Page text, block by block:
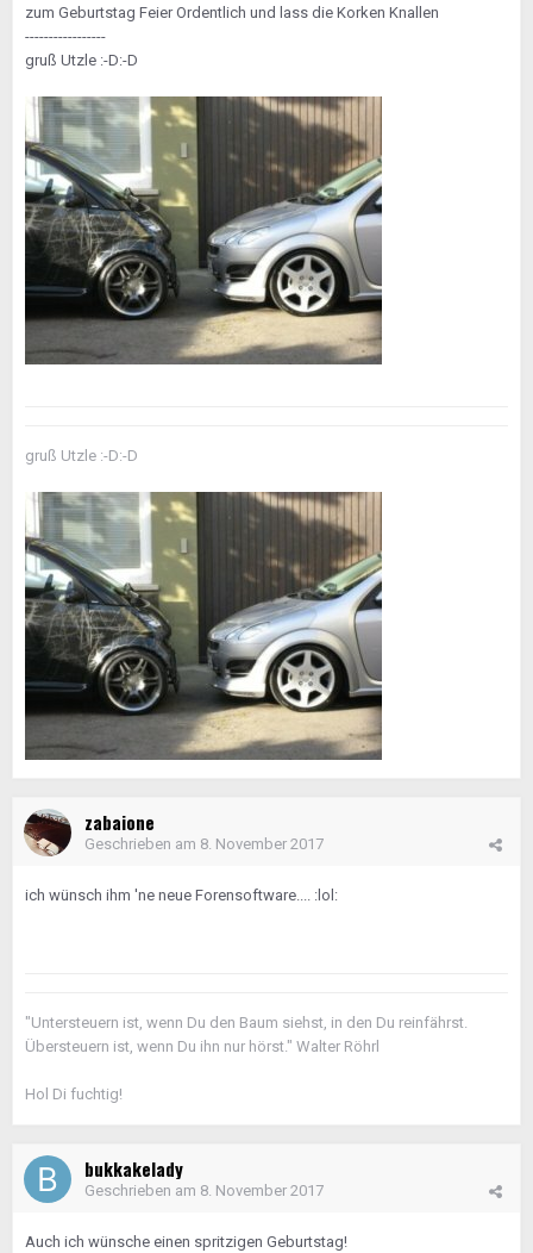
zum Geburtstag Feier Ordentlich und lass die Korken Knallen
-----------------
gruß Utzle :-D:-D
gruß Utzle :-D:-D
zabaione
Geschrieben am 8. November 2017
ich wünsch ihm 'ne neue Forensoftware.... :lol:
"Untersteuern ist, wenn Du den Baum siehst, in den Du reinfährst.
Übersteuern ist, wenn Du ihn nur hörst." Walter Röhrl
Hol Di fuchtig!
bukkakelady
Geschrieben am 8. November 2017
Auch ich wünsche einen spritzigen Geburtstag!